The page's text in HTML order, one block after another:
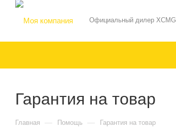
Официальный дилер XCMG
Гарантия на товар
Главная — Помощь — Гарантия на товар